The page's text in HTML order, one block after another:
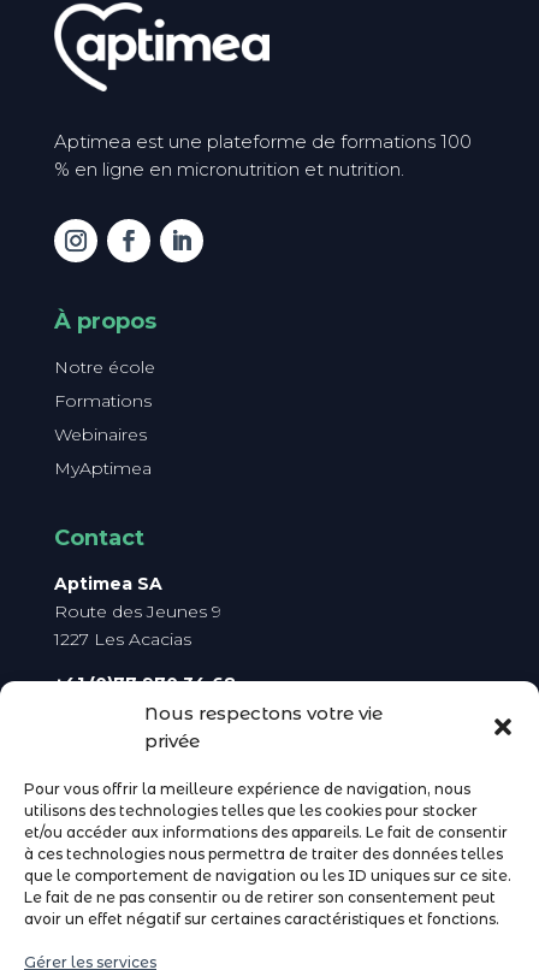
Nous respectons votre vie
privée
Pour vous offrir la meilleure expérience de navigation, nous
utilisons des technologies telles que les cookies pour stocker
et/ou accéder aux informations des appareils. Le fait de consentir
à ces technologies nous permettra de traiter des données telles
que le comportement de navigation ou les ID uniques sur ce site.
Le fait de ne pas consentir ou de retirer son consentement peut
avoir un effet négatif sur certaines caractéristiques et fonctions.
Gérer les services
Aptimea est une plateforme de formations 100
% en ligne en micronutrition et nutrition.
À propos
Notre école
Formations
Webinaires
MyAptimea
Contact
Aptimea SA
Route des Jeunes 9
1227 Les Acacias
+41 (0)77 970 34 68
du lundi au vendredi de 9h à 17h
info@aptimea.com
Se connecter
Espace de formation
MyAptimea